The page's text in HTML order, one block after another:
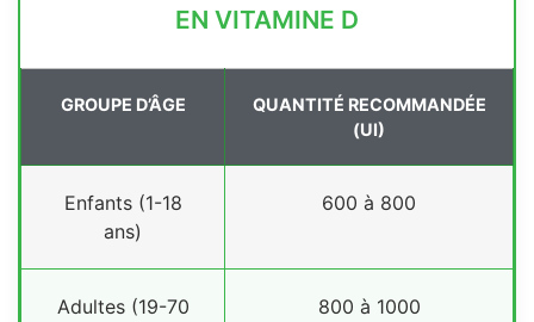
EN VITAMINE D
GROUPE D’ÂGE
QUANTITÉ RECOMMANDÉE
(UI)
Enfants (1-18
ans)
600 à 800
Adultes (19-70
800 à 1000